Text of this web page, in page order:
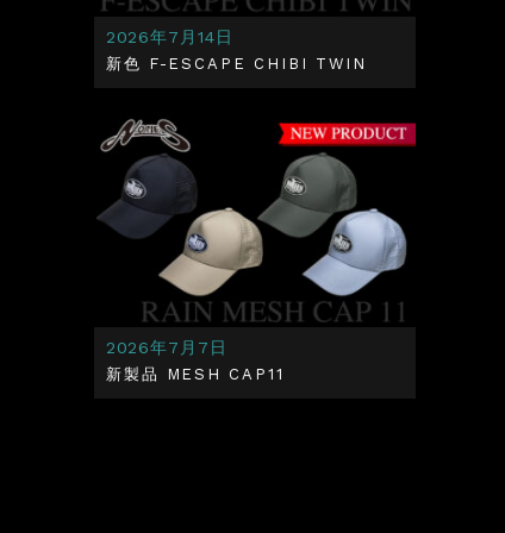
2026年7月14日
新色 F-ESCAPE CHIBI TWIN
2026年7月7日
新製品 MESH CAP11